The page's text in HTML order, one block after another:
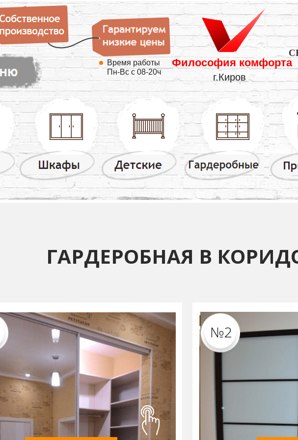
№2
г.Киров
Время работы
Пн-Вс с 08-20ч
Философия комфорта
ГАРДЕРОБНАЯ В